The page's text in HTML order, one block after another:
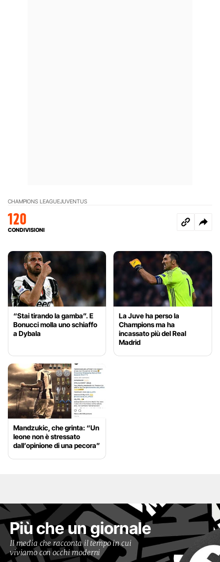
CHAMPIONS LEAGUEJUVENTUS
120
CONDIVISIONI
“Stai tirando la gamba”. E
Bonucci molla uno schiaffo
a Dybala
La Juve ha perso la
Champions ma ha
incassato più del Real
Madrid
Mandzukic, che grinta: “Un
leone non è stressato
dall’opinione di una pecora”
Più che un giornale
Il media che racconta il tempo in cui
viviamo con occhi moderni